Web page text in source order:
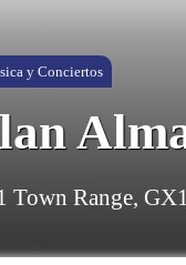
y Conciertos
Town Range,